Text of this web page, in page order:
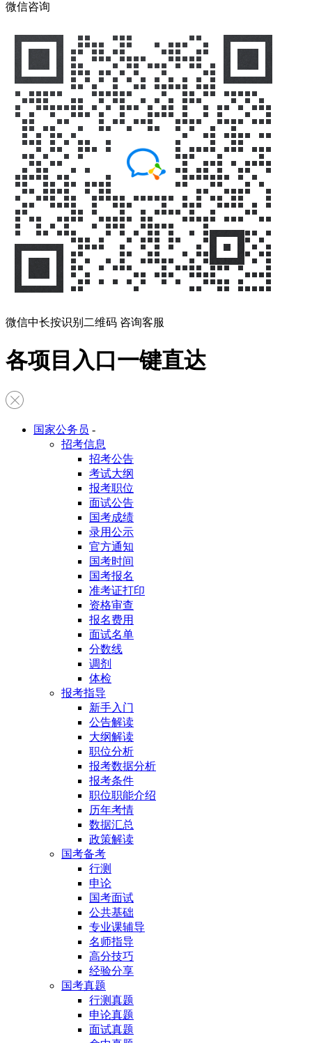
微信咨询
微信中长按识别二维码 咨询客服
各项目入口一键直达
国家公务员 -
招考信息
招考公告
考试大纲
报考职位
面试公告
国考成绩
录用公示
官方通知
国考时间
国考报名
准考证打印
资格审查
报名费用
面试名单
分数线
调剂
体检
报考指导
新手入门
公告解读
大纲解读
职位分析
报考数据分析
报考条件
职位职能介绍
历年考情
数据汇总
政策解读
国考备考
行测
申论
国考面试
公共基础
专业课辅导
名师指导
高分技巧
经验分享
国考真题
行测真题
申论真题
面试真题